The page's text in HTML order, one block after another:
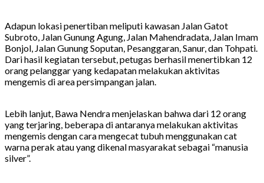
Adapun lokasi penertiban meliputi kawasan Jalan Gatot
Subroto, Jalan Gunung Agung, Jalan Mahendradata, Jalan Imam
Bonjol, Jalan Gunung Soputan, Pesanggaran, Sanur, dan Tohpati.
Dari hasil kegiatan tersebut, petugas berhasil menertibkan 12
orang pelanggar yang kedapatan melakukan aktivitas
mengemis di area persimpangan jalan.
Lebih lanjut, Bawa Nendra menjelaskan bahwa dari 12 orang
yang terjaring, beberapa di antaranya melakukan aktivitas
mengemis dengan cara mengecat tubuh menggunakan cat
warna perak atau yang dikenal masyarakat sebagai “manusia
silver”.